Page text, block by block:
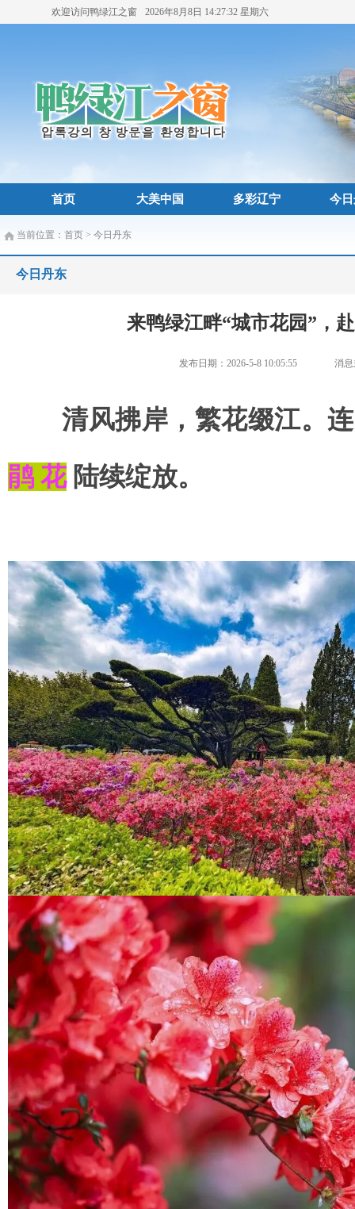
欢迎访问鸭绿江之窗 2026年8月8日 14:27:35 星期六
首页 大美中国 多彩辽宁 今
当前位置： 首页 > 今日丹东
今日丹东
来鸭绿江畔“城市花园”，
发布日期：2026-5-8 10:05:55 消
清风拂岸， 繁花缀江。
鹃 花 陆续绽放。